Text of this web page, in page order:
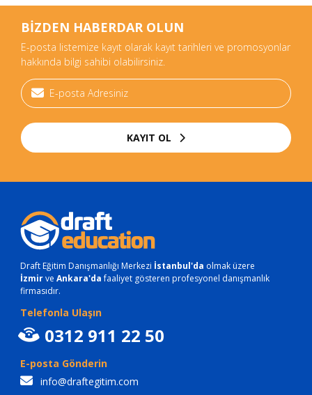
BİZDEN HABERDAR OLUN
E-posta listemize kayıt olarak kayıt tarihleri ve promosyonlar
hakkında bilgi sahibi olabilirsiniz.
KAYIT OL
Draft Eğitim Danışmanlığı Merkezi İstanbul'da olmak üzere
İzmirve Ankara'dafaaliyet gösteren profesyonel danışmanlık
firmasıdır.
Telefonla Ulaşın
0312 911 22 50
E-posta Gönderin
info@draftegitim.com